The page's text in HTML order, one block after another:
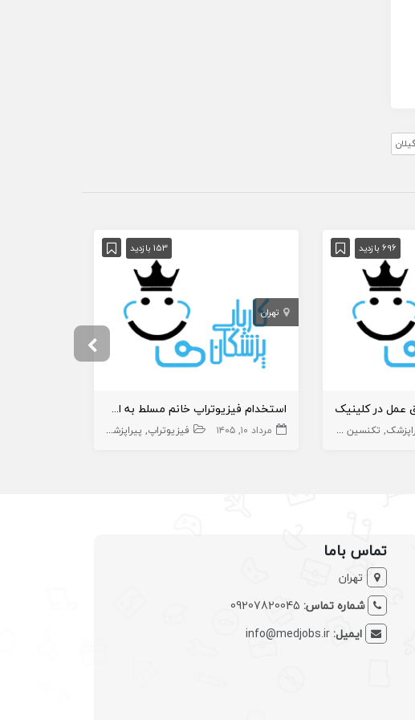
و بهیار پیراپزشک منشی،اپراتور،دستیار مهاجرت
696 بازدید
عمل در کلینیک
تکنسین اتاق عمل
153 بازدید
تهران
استخدام فیزیوتراپ خانم مسلط به اختلالات کف لگن
مرداد ۱۰, ۱۴۰۵ فیزیوتراپ پیراپزشک
تماس باما
تهران
شماره تماس: 09207820045
ایمیل:info@medjobs.ir